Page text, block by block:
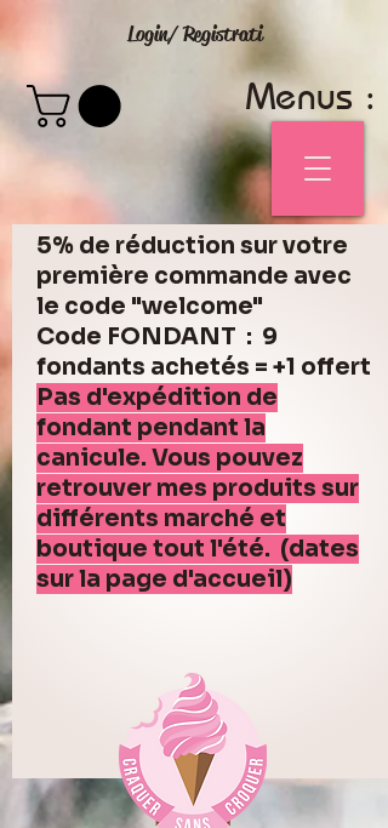
Login/ Registrati
Menus :
5% de réduction sur votre
première commande avec
le code "welcome"
Code FONDANT : 9
fondants achetés = +1 offert
Pas d'expédition de
fondant pendant la
canicule. Vous pouvez
retrouver mes produits sur
différents marché et
boutique tout l'été. (dates
sur la page d'accueil)